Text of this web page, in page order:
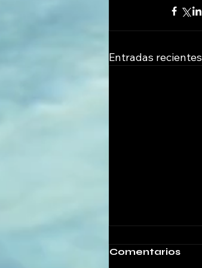
Entradas recientes
Comentarios